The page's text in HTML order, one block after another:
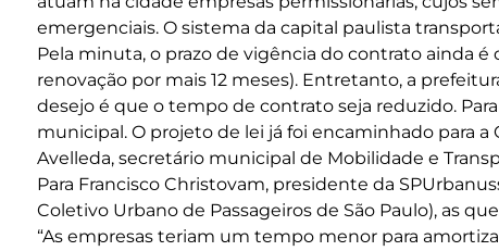
emergenciais. O sistema da capital paulista
Pela minuta, o prazo de vigência do contrato ainda
renovação por mais 12 meses). Entretanto, a
desejo é que o tempo de contrato seja reduzido.
municipal. O projeto de lei já foi encaminhado para a
Avelleda, secretário municipal de Mobilidade e
Para Francisco Christovam, presidente da
Coletivo Urbano de Passageiros de São Paulo), as
“As empresas teriam um tempo menor para